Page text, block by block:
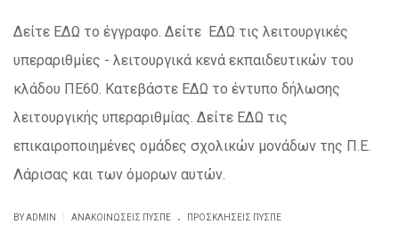
Δείτε ΕΔΩ το έγγραφο. Δείτε ΕΔΩ τις λειτουργικές
υπεραριθμίες - λειτουργικά κενά εκπαιδευτικών του
κλάδου ΠΕ60. Κατεβάστε ΕΔΩ το έντυπο δήλωσης
λειτουργικής υπεραριθμίας. Δείτε ΕΔΩ τις
επικαιροποιημένες ομάδες σχολικών μονάδων της Π.Ε.
Λάρισας και των όμορων αυτών.
BY ADMIN ΑΝΑΚΟΙΝΏΣΕΙΣ ΠΥΣΠΕ . ΠΡΟΣΚΛΉΣΕΙΣ ΠΥΣΠΕ